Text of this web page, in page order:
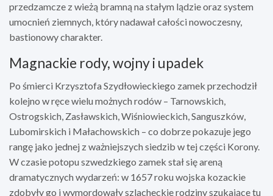
przedzamcze z wieżą bramną na stałym lądzie oraz system
umocnień ziemnych, który nadawał całości nowoczesny,
bastionowy charakter.
Magnackie rody, wojny i upadek
Po śmierci Krzysztofa Szydłowieckiego zamek przechodził
kolejno w ręce wielu możnych rodów – Tarnowskich,
Ostrogskich, Zasławskich, Wiśniowieckich, Sanguszków,
Lubomirskich i Małachowskich – co dobrze pokazuje jego
rangę jako jednej z ważniejszych siedzib w tej części Korony.
W czasie potopu szwedzkiego zamek stał się areną
dramatycznych wydarzeń: w 1657 roku wojska kozackie
zdobyły go i wymordowały szlacheckie rodziny szukające tu